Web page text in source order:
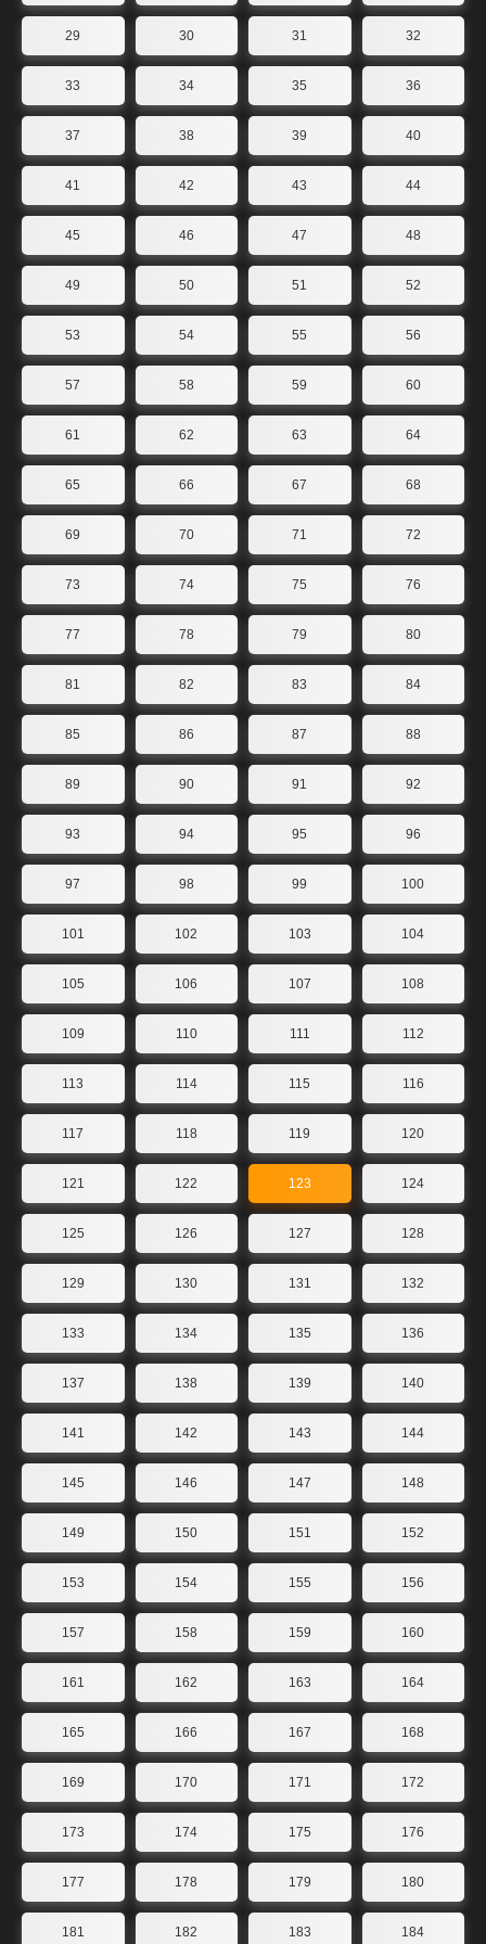
29 30 31 32
33 34 35 36
37 38 39 40
41 42 43 44
45 46 47 48
49 50 51 52
53 54 55 56
57 58 59 60
61 62 63 64
65 66 67 68
69 70 71 72
73 74 75 76
77 78 79 80
81 82 83 84
85 86 87 88
89 90 91 92
93 94 95 96
97 98 99 100
101 102 103 104
105 106 107 108
109 110 111 112
113 114 115 116
117 118 119 120
121 122 123 124
125 126 127 128
129 130 131 132
133 134 135 136
137 138 139 140
141 142 143 144
145 146 147 148
149 150 151 152
153 154 155 156
157 158 159 160
161 162 163 164
165 166 167 168
169 170 171 172
173 174 175 176
177 178 179 180
181 182 183 184